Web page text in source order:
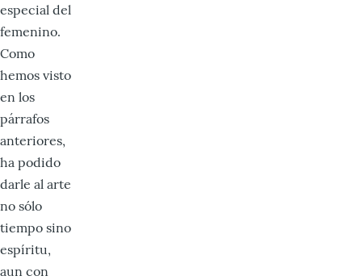
especial del
femenino.
Como
hemos visto
en los
párrafos
anteriores,
ha podido
darle al arte
no sólo
tiempo sino
espíritu,
aun con